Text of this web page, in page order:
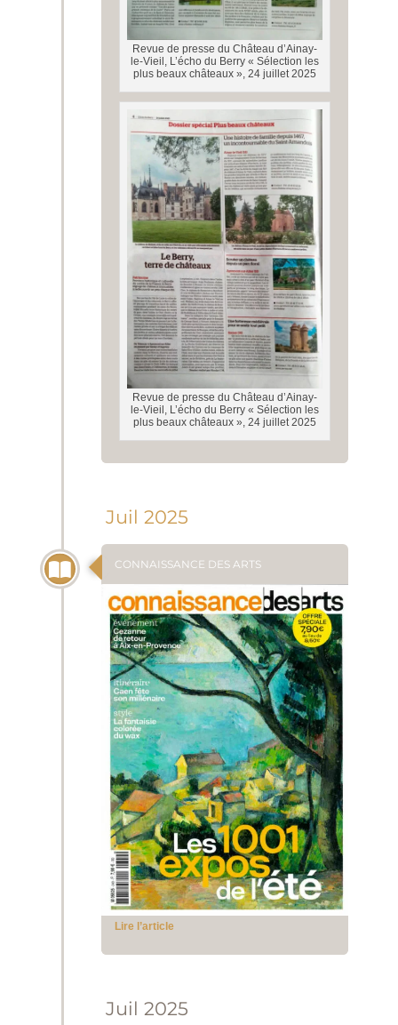
Revue de presse du Château d’Ainay-
le-Vieil, L’écho du Berry « Sélection les
plus beaux châteaux », 24 juillet 2025
Revue de presse du Château d’Ainay-
le-Vieil, L’écho du Berry « Sélection les
plus beaux châteaux », 24 juillet 2025
Juil 2025
CONNAISSANCE DES ARTS
Lire l’article
Juil 2025